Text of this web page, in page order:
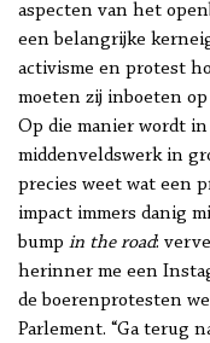
aspecten van het
een belangrijke
activisme en protest
moeten zij inboeten
Op die manier wordt
middenveldswerk in
precies weet wat een
impact immers danig
bump in the road:
herinner me een
de boerenprotesten
Parlement. “Ga terug